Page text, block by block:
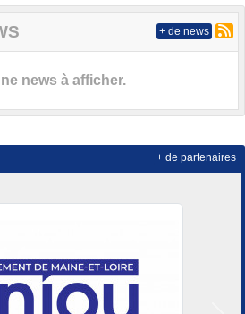
news à afficher.
+ de news
+ de partenaires